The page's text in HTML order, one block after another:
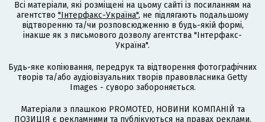
Всі матеріали, які розміщені на цьому сайті із посиланням на
агентство "Інтерфакс-Україна", не підлягають подальшому
відтворенню та/чи розповсюдженню в будь-якій формі,
інакше як з письмового дозволу агентства "Інтерфакс-
Україна".
Будь-яке копіювання, передрук та відтворення фотографічних
творів та/або аудіовізуальних творів правовласника Getty
Images - суворо забороняється.
Матеріали з плашкою PROMOTED, НОВИНИ КОМПАНІЙ та
ПОЗИЦІЯ є рекламними та публікуються на правах реклами.